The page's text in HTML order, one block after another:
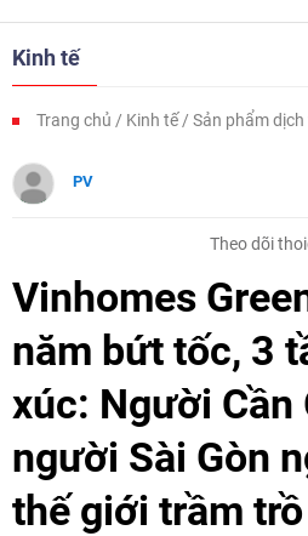
Kinh tế
Trang chủ Kinh tế Sản phẩm dịch
PV
Theo dõi
Vinhomes
năm bứt tốc, 3
xúc: Người Cần
người Sài Gòn
thế giới trầm trồ